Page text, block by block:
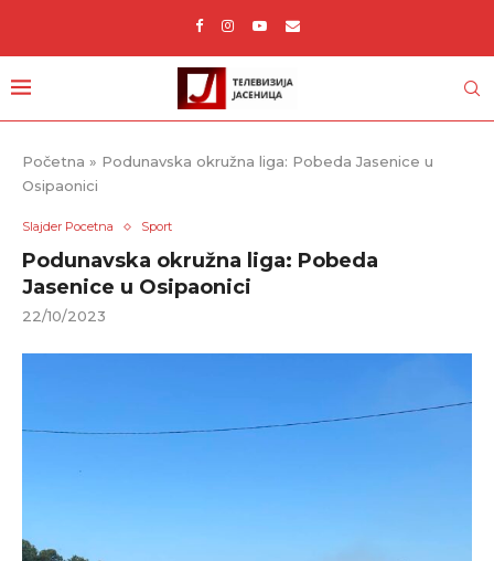
Početna » Podunavska okružna liga: Pobeda Jasenice u
Osipaonici
Slajder Pocetna Sport
Podunavska okružna liga: Pobeda
Jasenice u Osipaonici
22/10/2023